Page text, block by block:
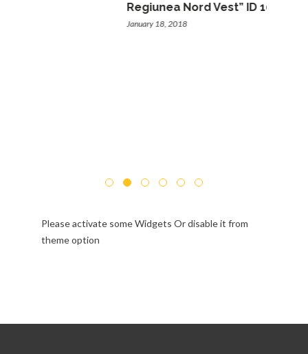
Regiunea Nord Vest” ID 105903
January 18, 2018
Please activate some Widgets Or disable it from
theme option